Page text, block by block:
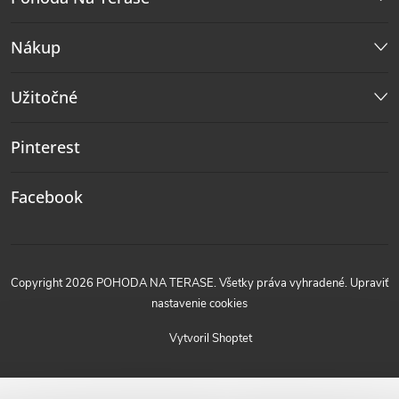
Nákup
Užitočné
Pinterest
Facebook
Vytvoril Shoptet
Copyright 2026 POHODA NA TERASE. Všetky práva vyhradené. Upraviť
nastavenie cookies